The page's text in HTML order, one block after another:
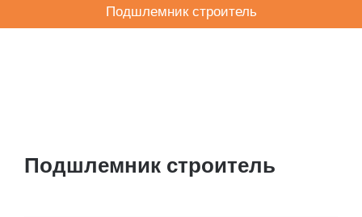
Подшлемник строитель
Подшлемник строитель